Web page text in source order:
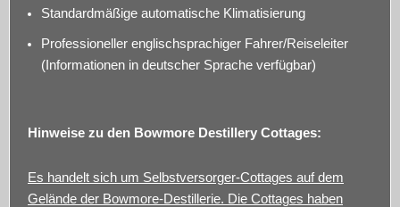
Standardmäßige automatische Klimatisierung
Professioneller englischsprachiger Fahrer/Reiseleiter
(Informationen in deutscher Sprache verfügbar)
Hinweise zu den Bowmore Destillery Cottages:
Es handelt sich um Selbstversorger-Cottages auf dem
Gelände der Bowmore-Destillerie. Die Cottages haben